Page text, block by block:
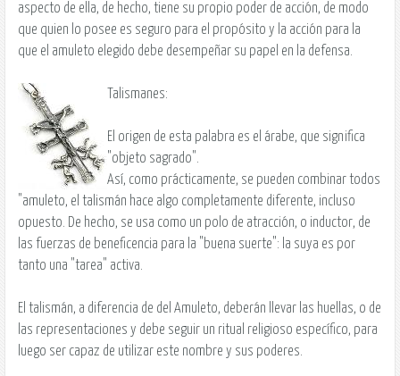
aspecto de ella, de hecho, tiene su propio poder de acción, de modo
que quien lo posee es seguro para el propósito y la acción para la
que el amuleto elegido debe desempeñar su papel en la defensa.
Talismanes:
El origen de esta palabra es el árabe, que significa
"objeto sagrado".
Así, como prácticamente, se pueden combinar todos
"amuleto, el talismán hace algo completamente diferente, incluso
opuesto. De hecho, se usa como un polo de atracción, o inductor, de
las fuerzas de beneficencia para la "buena suerte": la suya es por
tanto una "tarea" activa.
El talismán, a diferencia de del Amuleto, deberán llevar las huellas, o de
las representaciones y debe seguir un ritual religioso específico, para
luego ser capaz de utilizar este nombre y sus poderes.